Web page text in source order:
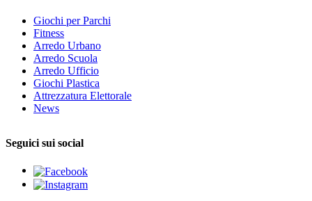
Giochi per Parchi
Fitness
Arredo Urbano
Arredo Scuola
Arredo Ufficio
Giochi Plastica
Attrezzatura Elettorale
News
Seguici sui social